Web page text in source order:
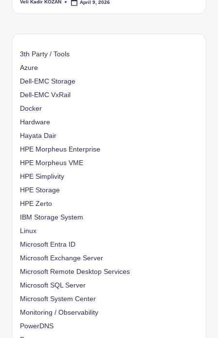
Posted
Veli Kadir KOZAN April 9, 2026
3th Party / Tools
Azure
Dell-EMC Storage
Dell-EMC VxRail
Docker
Hardware
Hayata Dair
HPE Morpheus Enterprise
HPE Morpheus VME
HPE Simplivity
HPE Storage
HPE Zerto
IBM Storage System
Linux
Microsoft Entra ID
Microsoft Exchange Server
Microsoft Remote Desktop Services
Microsoft SQL Server
Microsoft System Center
Monitoring / Observability
PowerDNS